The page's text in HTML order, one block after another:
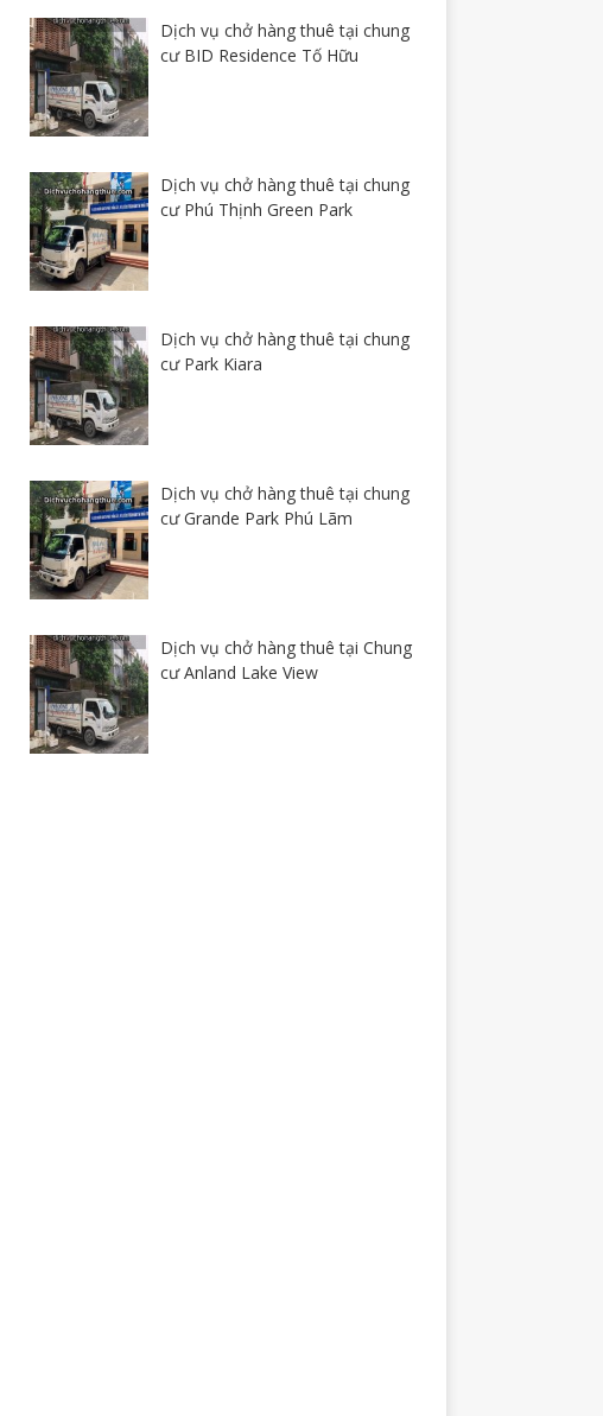
Dịch vụ chở hàng thuê tại chung
cư BID Residence Tố Hữu
Dịch vụ chở hàng thuê tại chung
cư Phú Thịnh Green Park
Dịch vụ chở hàng thuê tại chung
cư Park Kiara
Dịch vụ chở hàng thuê tại chung
cư Grande Park Phú Lãm
Dịch vụ chở hàng thuê tại Chung
cư Anland Lake View